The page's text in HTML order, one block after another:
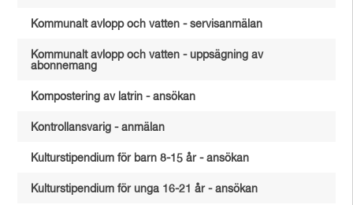
Kommunalt avlopp och vatten - servisanmälan
Kommunalt avlopp och vatten - uppsägning av
abonnemang
Kompostering av latrin - ansökan
Kontrollansvarig - anmälan
Kulturstipendium för barn 8-15 år - ansökan
Kulturstipendium för unga 16-21 år - ansökan